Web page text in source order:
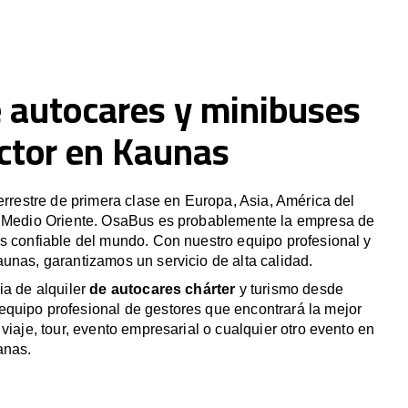
y minibuses
en Kaunas
de primera clase en Europa, Asia, América del
Oriente. OsaBus es probablemente la empresa de
confiable del mundo. Con nuestro equipo profesional y
garantizamos un servicio de alta calidad.
de alquilerde autocares chárter y turismo desde
profesional de gestores que encontrará la mejor
tour, evento empresarial o cualquier otro evento en